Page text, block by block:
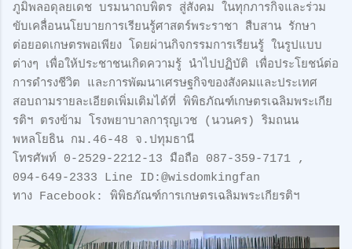
ภูมิพลอดุลยเดช บรมนาถบพิตร สู่สังคม ในทุกภารกิจและร่วม
ขับเคลื่อนนโยบายการเรียนรู้ศาสตร์พระราชา สืบสาน รักษา
ต่อยอดเกษตรพอเพียง โดยผ่านกิจกรรมการเรียนรู้ ในรูปแบบ
ต่างๆ เพื่อให้ประชาชนเกิดความรู้ นำไปปฏิบัติ เพื่อประโยชน์ต่อ
การดำรงชีวิต และการพัฒนาเศรษฐกิจของสังคมและประเทศ
สอบถามรายละเอียดเพิ่มเติมได้ที่ พิพิธภัณฑ์เกษตรเฉลิมพระเกีย
รติฯ ตรงข้าม โรงพยาบาลการุญเวช (นวนคร) ริมถนน
พหลโยธิน กม.46-48 จ.ปทุมธานี
โทรศัพท์ 0-2529-2212-13 มือถือ 087-359-7171 ,
094-649-2333 Line ID:@wisdomkingfan
ทาง Facebook: พิพิธภัณฑ์การเกษตรเฉลิมพระเกียรติฯ